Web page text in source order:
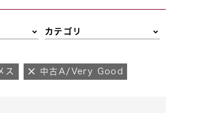
カテゴリ
ス 中古A/Very Good